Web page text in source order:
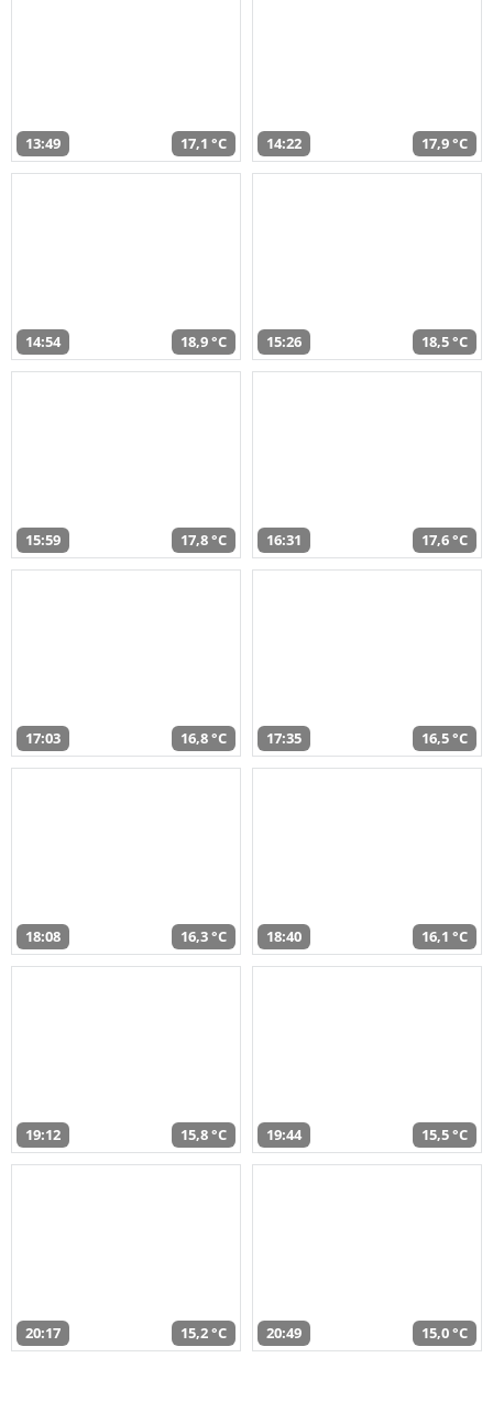
13:49 17,1 °C 14:22 17,9 °C
14:54 18,9 °C 15:26 18,5 °C
15:59 17,8 °C 16:31 17,6 °C
17:03 16,8 °C 17:35 16,5 °C
18:08 16,3 °C 18:40 16,1 °C
19:12 15,8 °C 19:44 15,5 °C
20:17 15,2 °C 20:49 15,0 °C